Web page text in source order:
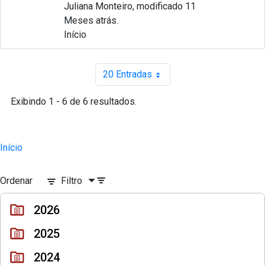
Juliana Monteiro, modificado 11
Meses atrás.
Início
20 EntradasPor página
Exibindo 1 - 6 de 6 resultados.
Início
Ordenar Filtro
2026
2025
2024